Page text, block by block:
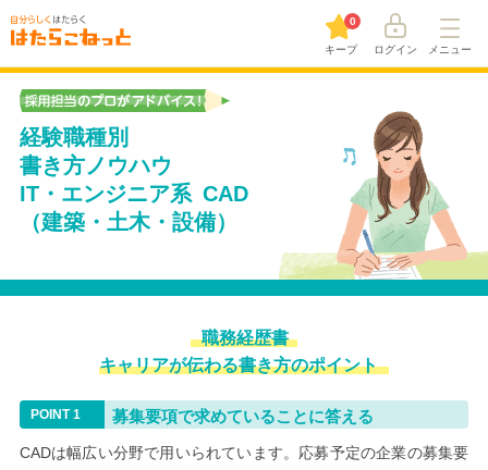
キープ
0
ログイン メニュー
経験職種別
書き方ノウハウ
IT・エンジニア系 CAD
（建築・土木・設備）
職務経歴書
キャリアが伝わる書き方のポイント
募集要項で求めていることに答える
CADは幅広い分野で用いられています。応募予定の企業の募集要